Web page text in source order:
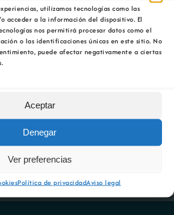
utilizamos tecnologías como las
acceder a la información del dispositivo. El
nos permitirá procesar datos como el
o las identificaciones únicas en este sitio. No
puede afectar negativamente a ciertas
Aceptar
Denegar
Ver preferencias
Política de privacidadAviso legal
reúne a
con
para
sobre o
do rural
A OIPE e o
restauración
minaría galega